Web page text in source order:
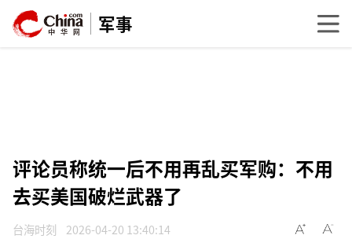
军事
评论员称统一后不用再乱买军购：不用
去买美国破烂武器了
台海时刻 2026-04-20 13:40:14